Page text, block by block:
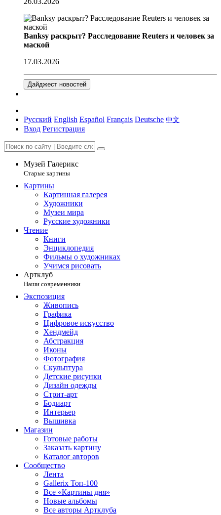
Banksy раскрыт? Расследование Reuters и человек за
маской
17.03.2026
Дайджест новостей
Русский English Español Français Deutsche 中文
Вход Регистрация
Музей Галерикс
Старые картины
Картины
Картинная галерея
Художники
Музеи мира
Русские художники
Чтение
Книги
Энциклопедия
Фильмы о художниках
Учимся рисовать
Артклуб
Наши современники
Экспозиция
Живопись
Графика
Цифровое искусство
Хендмейд
Абстракция
Иконы
Фотография
Скульптура
Детские рисунки
Дизайн одежды
Стрит-арт
Бодиарт
Интерьер
Вышивка
Магазин
Готовые работы
Заказать картину
Каталог авторов
Сообщество
Лента
Gallerix Топ-100
Все «Картины дня»
Новые альбомы
Все авторы Артклуба